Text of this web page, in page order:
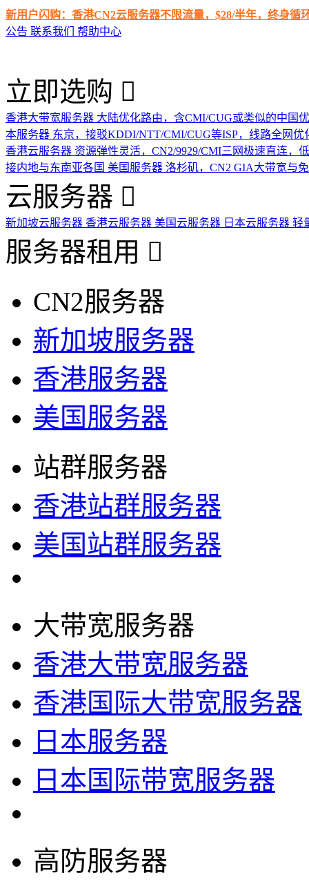
新用户闪购：香港CN2云服务器不限流量，$28/半年，终身循
公告 联系我们 帮助中心
立即选购
香港大带宽服务器 大陆优化路由，含CMI/CUG或类似的中国
本服务器 东京，接驳KDDI/NTT/CMI/CUG等ISP，线路全网优
香港云服务器 资源弹性灵活，CN2/9929/CMI三网极速直连，
接内地与东南亚各国 美国服务器 洛杉矶，CN2 GIA大带宽与
云服务器
新加坡云服务器 香港云服务器 美国云服务器 日本云服务器 轻
服务器租用
CN2服务器
新加坡服务器
香港服务器
美国服务器
站群服务器
香港站群服务器
美国站群服务器
大带宽服务器
香港大带宽服务器
香港国际大带宽服务器
日本服务器
日本国际带宽服务器
高防服务器